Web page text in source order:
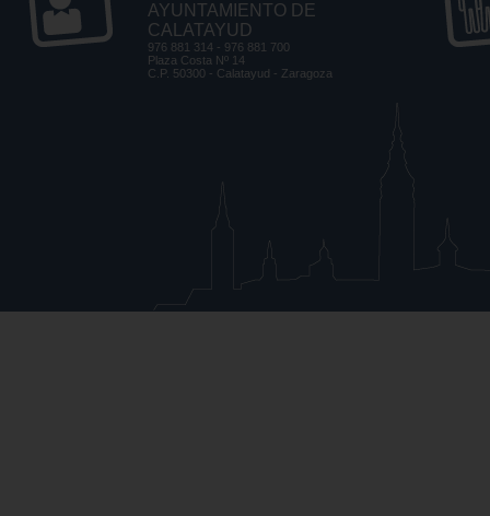
AYUNTAMIENTO DE
CALATAYUD
976 881 314 - 976 881 700
Plaza Costa Nº 14
C.P. 50300 - Calatayud - Zaragoza